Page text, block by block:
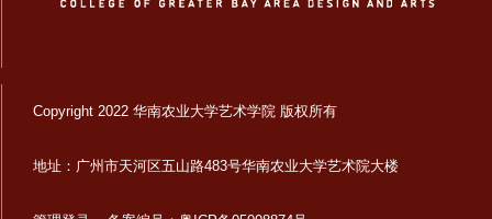
Copyright 2022 华南农业大学艺术学院 版权所有
地址：广州市天河区五山路483号华南农业大学艺术院大楼